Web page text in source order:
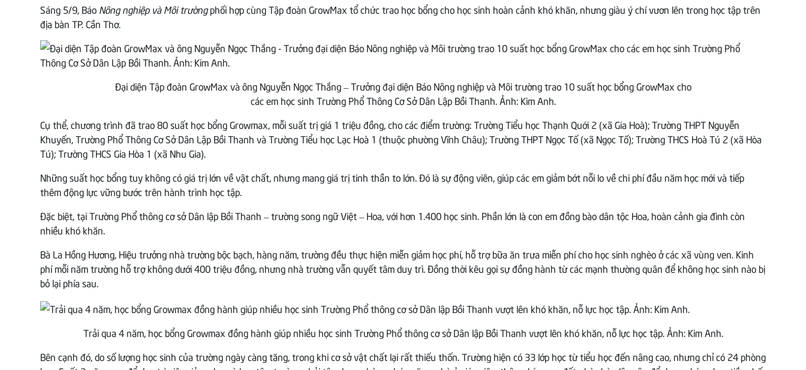
Sáng 5/9, Báo Nông nghiệp và Môi trườngphối hợp cùng Tập đoàn GrowMax tổ chức trao học bổng cho học sinh hoàn cảnh khó khăn, nhưng giàu ý chí vươn lên trong học tập trên
địa bàn TP. Cần Thơ.
Đại diện Tập đoàn GrowMax và ông Nguyễn Ngọc Thắng – Trưởng đại diện Báo Nông nghiệp và Môi trường trao 10 suất học bổng GrowMax cho
các em học sinh Trường Phổ Thông Cơ Sở Dân Lập Bồi Thanh. Ảnh: Kim Anh.
Cụ thể, chương trình đã trao 80 suất học bổng Growmax, mỗi suất trị giá 1 triệu đồng, cho các điểm trường: Trường Tiểu học Thạnh Quới 2 (xã Gia Hoà); Trường THPT Nguyễn
Khuyến, Trường Phổ Thông Cơ Sở Dân Lập Bồi Thanh và Trường Tiểu học Lạc Hoà 1 (thuộc phường Vĩnh Châu); Trường THPT Ngọc Tố (xã Ngọc Tố); Trường THCS Hoà Tú 2 (xã Hòa
Tú); Trường THCS Gia Hòa 1 (xã Nhu Gia).
Những suất học bổng tuy không có giá trị lớn về vật chất, nhưng mang giá trị tinh thần to lớn. Đó là sự động viên, giúp các em giảm bớt nỗi lo về chi phí đầu năm học mới và tiếp
thêm động lực vững bước trên hành trình học tập.
Đặc biệt, tại Trường Phổ thông cơ sở Dân lập Bồi Thanh – trường song ngữ Việt – Hoa, với hơn 1.400 học sinh. Phần lớn là con em đồng bào dân tộc Hoa, hoàn cảnh gia đình còn
nhiều khó khăn.
Bà La Hồng Hương, Hiệu trưởng nhà trường bộc bạch, hàng năm, trường đều thực hiện miễn giảm học phí, hỗ trợ bữa ăn trưa miễn phí cho học sinh nghèo ở các xã vùng ven. Kinh
phí mỗi năm trường hỗ trợ không dưới 400 triệu đồng, nhưng nhà trường vẫn quyết tâm duy trì. Đồng thời kêu gọi sự đồng hành từ các mạnh thường quân để không học sinh nào bị
bỏ lại phía sau.
Trải qua 4 năm, học bổng Growmax đồng hành giúp nhiều học sinh Trường Phổ thông cơ sở Dân lập Bồi Thanh vượt lên khó khăn, nỗ lực học tập. Ảnh: Kim Anh.
Bên cạnh đó, do số lượng học sinh của trường ngày càng tăng, trong khi cơ sở vật chất lại rất thiếu thốn. Trường hiện có 33 lớp học từ tiểu học đến nâng cao, nhưng chỉ có 24 phòng